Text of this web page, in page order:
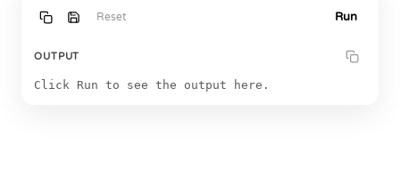
Reset
Run
OUTPUT
Click Run to see the output here.